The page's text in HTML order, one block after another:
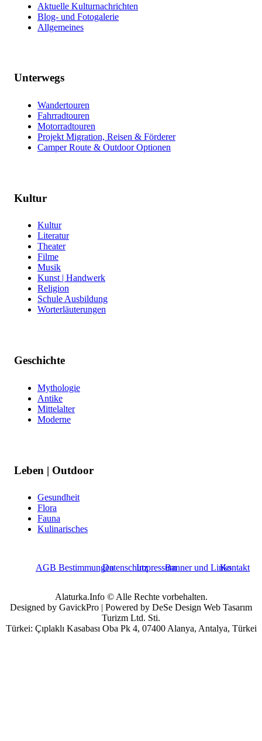
Aktuelle Kulturnachrichten
Blog- und Fotogalerie
Allgemeines
Unterwegs
Wandertouren
Fahrradtouren
Motorradtouren
Projekt Migration, Reisen & Förderer
Camper Route & Outdoor Optionen
Kultur
Kultur
Literatur
Theater
Filme
Musik
Kunst | Handwerk
Religion
Schule Ausbildung
Worterläuterungen
Geschichte
Mythologie
Antike
Mittelalter
Moderne
Leben | Outdoor
Gesundheit
Flora
Fauna
Kulinarisches
AGB BestimmungenDatenschutzImpressumBanner und LinksKontakt
Alaturka.Info © Alle Rechte vorbehalten.
Designed by GavickPro | Powered by DeSe Design Web Tasarım
Turizm Ltd. Sti.
Türkei: Çıplaklı Kasabası Oba Pk 4, 07400 Alanya, Antalya, Türkei